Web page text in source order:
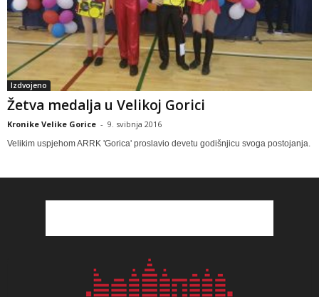
Izdvojeno
Žetva medalja u Velikoj Gorici
Kronike Velike Gorice - 9. svibnja 2016
Velikim uspjehom ARRK 'Gorica' proslavio devetu godišnjicu svoga postojanja.